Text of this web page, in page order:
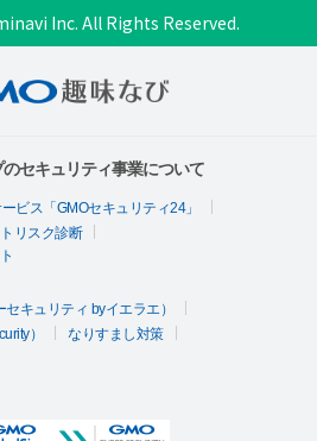
Inc. All Rights Reserved.